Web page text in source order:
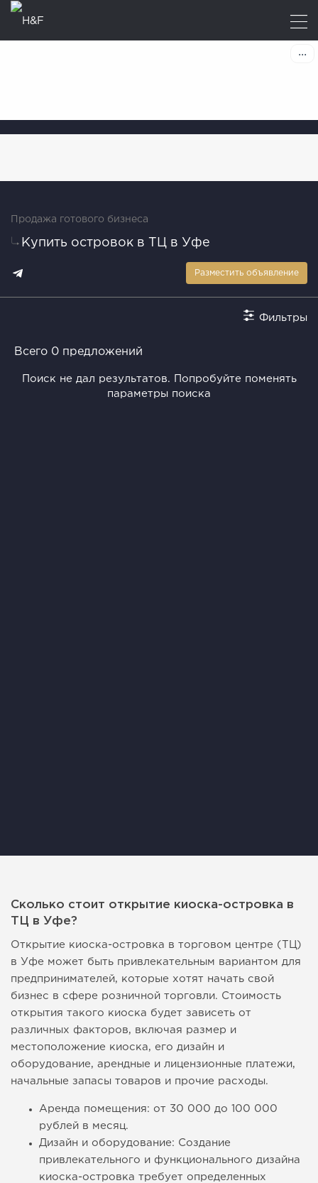
Продажа готового бизнеса
Купить островок в ТЦ в Уфе
Разместить объявление
Фильтры
Всего 0 предложений
Поиск не дал результатов. Попробуйте поменять
параметры поиска
Сколько стоит открытие киоска-островка в
ТЦ в Уфе?
Открытие киоска-островка в торговом центре (ТЦ)
в Уфе может быть привлекательным вариантом для
предпринимателей, которые хотят начать свой
бизнес в сфере розничной торговли. Стоимость
открытия такого киоска будет зависеть от
различных факторов, включая размер и
местоположение киоска, его дизайн и
оборудование, арендные и лицензионные платежи,
начальные запасы товаров и прочие расходы.
Аренда помещения: от 30 000 до 100 000
рублей в месяц.
Дизайн и оборудование: Создание
привлекательного и функционального дизайна
киоска-островка требует определенных